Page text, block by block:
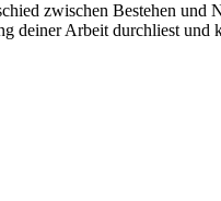
zwischen Bestehen und
deiner Arbeit durchliest und